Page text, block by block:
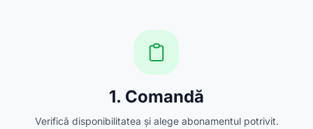
1. Comandă
Verifică disponibilitatea și alege abonamentul potrivit.